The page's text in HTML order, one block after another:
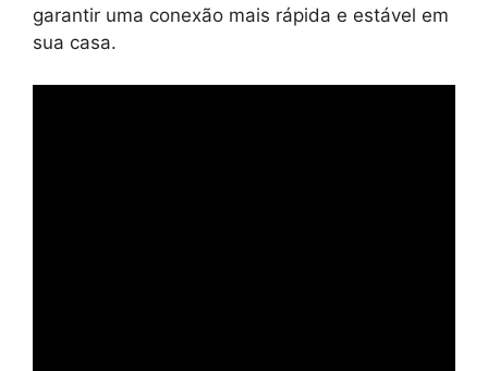
garantir uma conexão mais rápida e estável em
sua casa.